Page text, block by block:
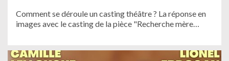
Comment se déroule un casting théâtre ? La réponse en
images avec le casting de la pièce "Recherche mère
des Miroirs...